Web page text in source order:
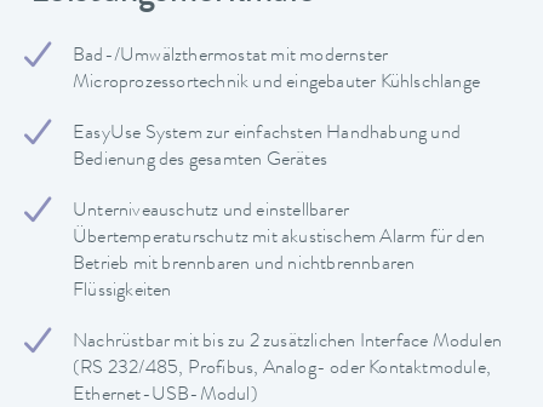
Bad-/Umwälzthermostat mit modernster
Microprozessortechnik und eingebauter Kühlschlange
EasyUse System zur einfachsten Handhabung und
Bedienung des gesamten Gerätes
Unterniveauschutz und einstellbarer
Übertemperaturschutz mit akustischem Alarm für den
Betrieb mit brennbaren und nichtbrennbaren
Flüssigkeiten
Nachrüstbar mit bis zu 2 zusätzlichen Interface Modulen
(RS 232/485, Profibus, Analog- oder Kontaktmodule,
Ethernet-USB-Modul)